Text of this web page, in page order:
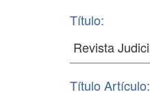
Título:
Título Artículo: